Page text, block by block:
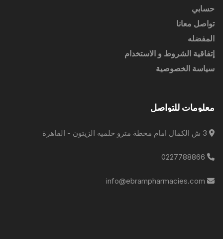
حسابي
تواصل معانا
المفضله
إتفاقية الشروط و الاستخدام
سياسة الخصوصية
معلومات للتواصل